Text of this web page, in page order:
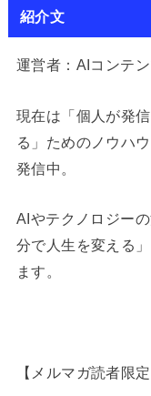
紹介文
運営者：AIコンテ
現在は「個人が発
る」ためのノウハ
発信中。
AIやテクノロジー
分で人生を変える
ます。
【メルマガ読者限